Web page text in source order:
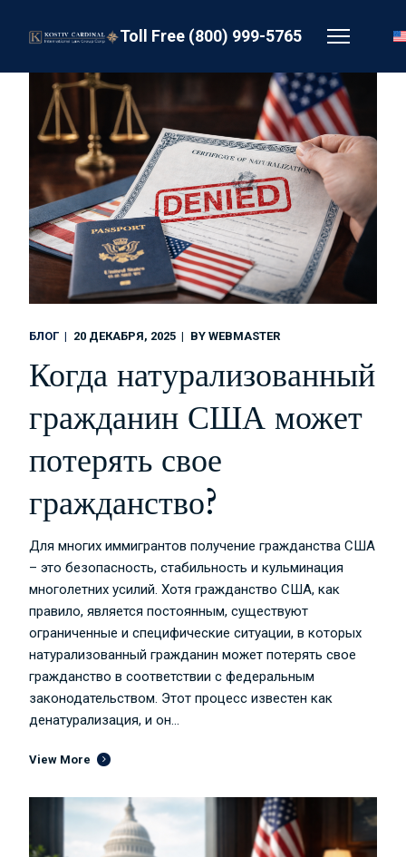
Toll Free (800) 999-5765
БЛОГ 20 ДЕКАБРЯ, 2025 BYWEBMASTER
Когда натурализованный
гражданин США может
потерять свое
гражданство?
Для многих иммигрантов получение гражданства США
– это безопасность, стабильность и кульминация
многолетних усилий. Хотя гражданство США, как
правило, является постоянным, существуют
ограниченные и специфические ситуации, в которых
натурализованный гражданин может потерять свое
гражданство в соответствии с федеральным
законодательством. Этот процесс известен как
денатурализация, и он...
View More